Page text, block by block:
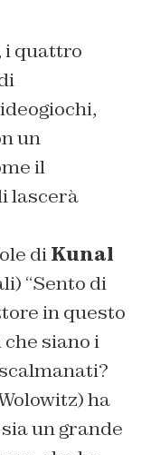
i quattro
un
il
lascerà
diKunal
“Sento di
in questo
siano i
ha
un grande